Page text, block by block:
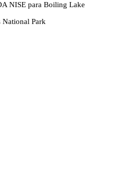
NISE para Boiling Lake
National Park